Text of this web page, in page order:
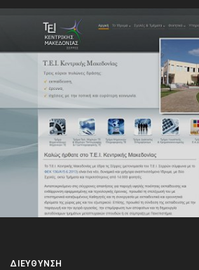
ΔΙΕΎΘΥΝΣΗ